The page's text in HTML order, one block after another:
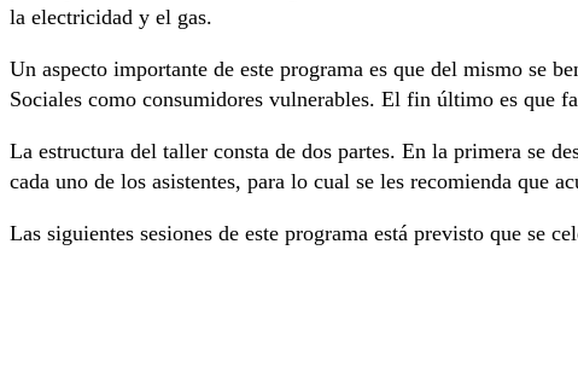
la electricidad y el gas.
Un aspecto importante de este programa es que del mismo se
Sociales como consumidores vulnerables. El fin último es que
La estructura del taller consta de dos partes. En la primera se
cada uno de los asistentes, para lo cual se les recomienda que
Las siguientes sesiones de este programa está previsto que se